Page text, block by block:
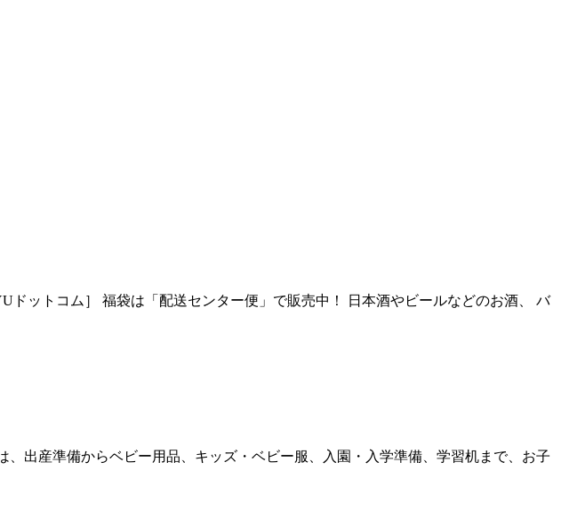
ットコム］ 福袋は「配送センター便」で販売中！ 日本酒やビールなどのお酒、 バ
出産準備からベビー用品、キッズ・ベビー服、入園・入学準備、学習机まで、お子